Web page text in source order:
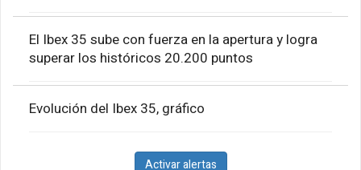
El Ibex 35 sube con fuerza en la apertura y logra
superar los históricos 20.200 puntos
Evolución del Ibex 35, gráfico
Activar alertas